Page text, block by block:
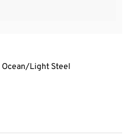
Ocean/Light Steel